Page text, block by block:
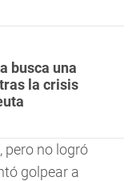
busca una
la crisis
pero no logró
golpear a